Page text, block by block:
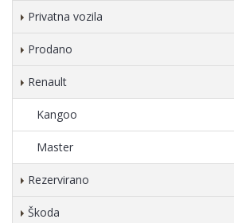
Privatna vozila
Prodano
Renault
Kangoo
Master
Rezervirano
Škoda